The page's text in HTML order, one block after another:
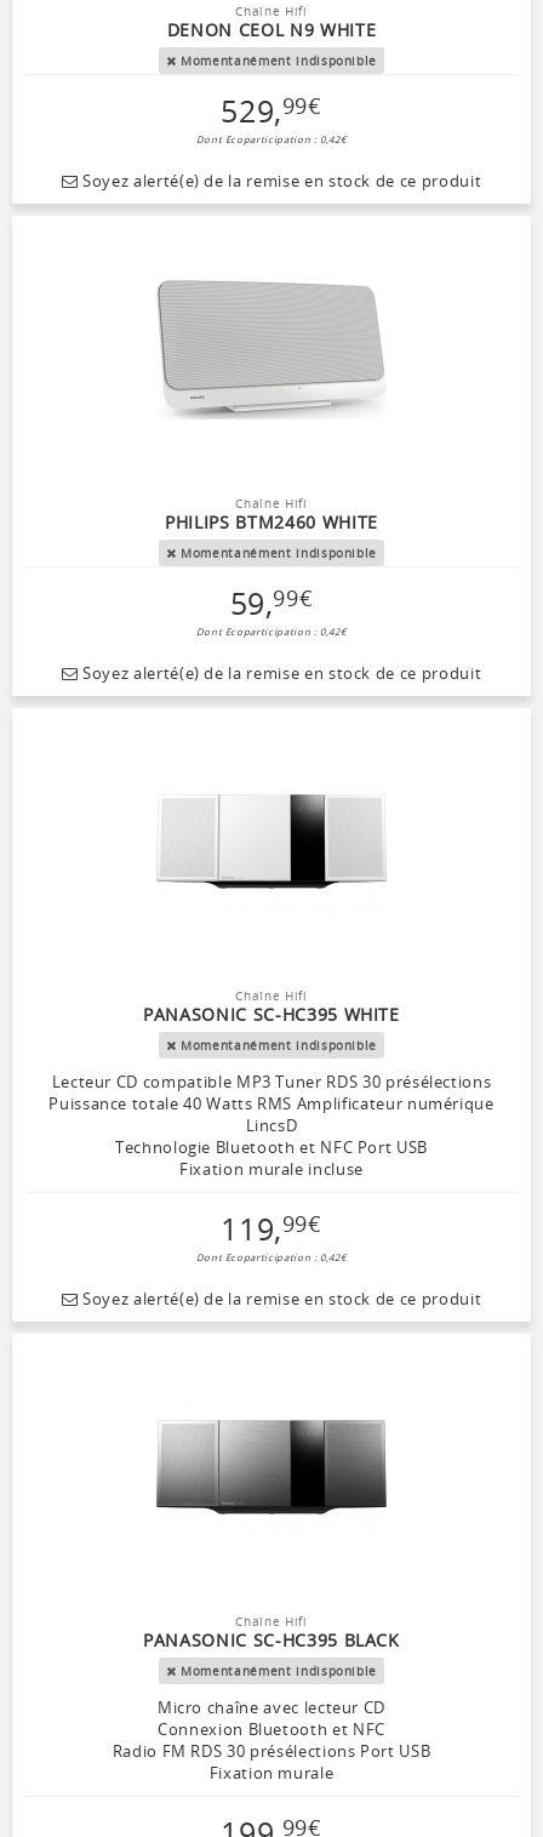
Chaîne Hifi
DENON CEOL N9 WHITE
Momentanément indisponible
529,99€
Dont Ecoparticipation : 0,42€
Soyez alerté(e) de la remise en stock de ce produit
Chaîne Hifi
PHILIPS BTM2460 WHITE
Momentanément indisponible
59,99€
Dont Ecoparticipation : 0,42€
Soyez alerté(e) de la remise en stock de ce produit
Chaîne Hifi
PANASONIC SC-HC395 WHITE
Momentanément indisponible
Lecteur CD compatible MP3 Tuner RDS 30 présélections
Puissance totale 40 Watts RMS Amplificateur numérique
LincsD
Technologie Bluetooth et NFC Port USB
Fixation murale incluse
119,99€
Dont Ecoparticipation : 0,42€
Soyez alerté(e) de la remise en stock de ce produit
Chaîne Hifi
PANASONIC SC-HC395 BLACK
Momentanément indisponible
Micro chaîne avec lecteur CD
Connexion Bluetooth et NFC
Radio FM RDS 30 présélections Port USB
Fixation murale
99€